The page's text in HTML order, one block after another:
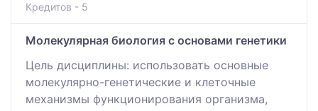
Кредитов - 5
Молекулярная биология с основами генетики
Цель дисциплины: использовать основные
молекулярно-генетические и клеточные
механизмы функционирования организма,